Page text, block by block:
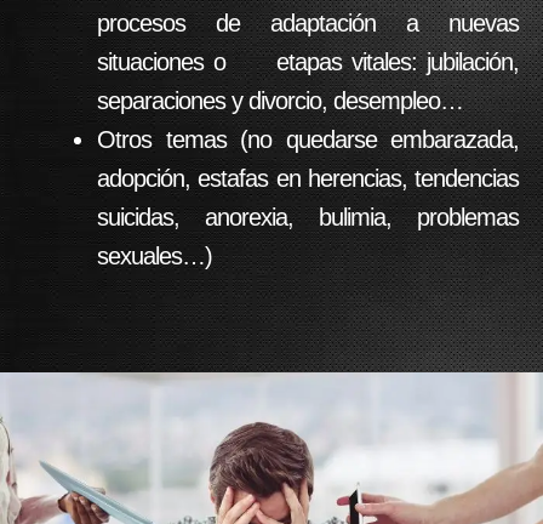
procesos de adaptación a nuevas
situaciones o etapas vitales: jubilación,
separaciones y divorcio, desempleo…
Otros temas (no quedarse embarazada,
adopción, estafas en herencias, tendencias
suicidas, anorexia, bulimia, problemas
sexuales…)